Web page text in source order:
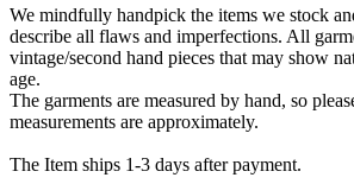
We mindfully handpick the items we stock
describe all flaws and imperfections. All
vintage/second hand pieces that may show
age.
The garments are measured by hand, so
measurements are approximately.
The Item ships 1-3 days after payment.